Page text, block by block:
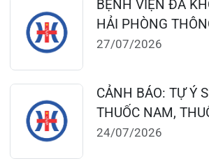
dakhoaquocte.hih@gmail.com
Lịch làm việc:
Khoa Khám bệnh theo yêu cầu:
Thứ 2 – Thứ 6: 06:00 – 20:00
Thứ 7 – Chủ nhật: 06:30 – 16:30
Khoa Khám bệnh: Thứ 2 – Thứ 6
Sáng: 07:00 – 12:00
Chiều: 13:30 – 16:30